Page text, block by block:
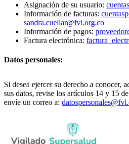
Asignación de su usuario:
Información de facturas:
sandra.cuellar@fvl.org.co
Información de pagos:
Factura electrónica:
Datos personales:
Si desea ejercer su derecho a conocer,
sus datos, revise los artículos 14 y 15
envíe un correo a: